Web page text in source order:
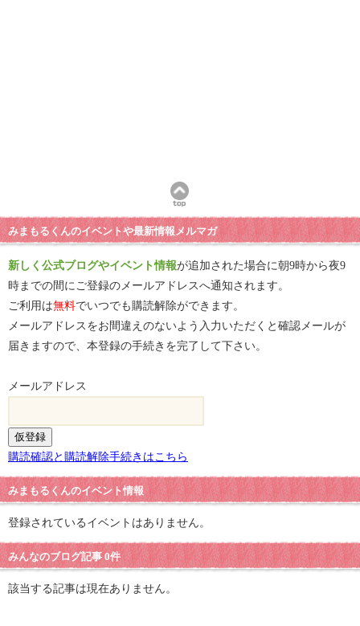
みまもるくんのイベントや最新情報メルマガ
新しく公式ブログやイベント情報が追加された場合に朝9時から夜9
時までの間にご登録のメールアドレスへ通知されます。
ご利用は無料でいつでも購読解除ができます。
メールアドレスをお間違えのないよう入力いただくと確認メールが
届きますので、本登録の手続きを完了して下さい。
メールアドレス
購読確認と購読解除手続きはこちら
みまもるくんのイベント情報
登録されているイベントはありません。
みんなのブログ記事 0件
該当する記事は現在ありません。